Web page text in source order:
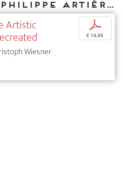
Weitere Texte von Philippe Artières bei DIAPHANES
Artistic
Wiesner
p
€ 14,95